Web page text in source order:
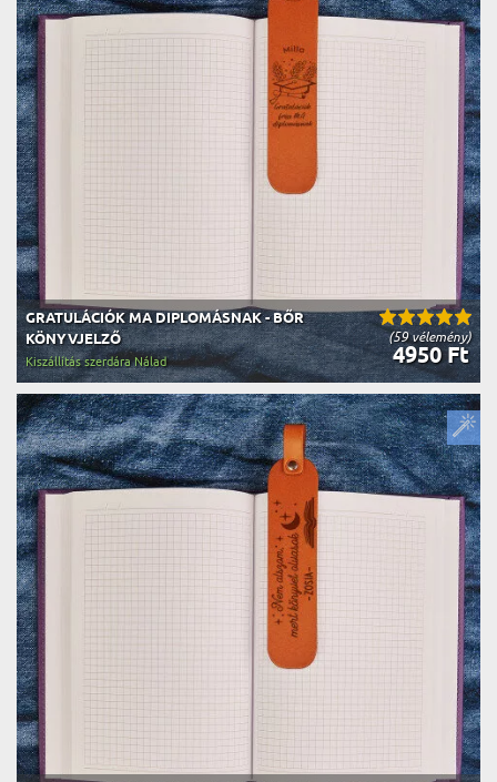
(59 vélemény)
GRATULÁCIÓK MA DIPLOMÁSNAK - BŐR
KÖNYVJELZŐ
4950 Ft
Kiszállítás szerdára Nálad